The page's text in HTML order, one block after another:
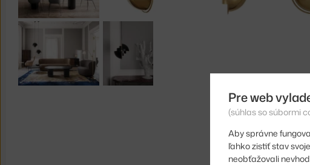
Pre web
(súhlas so súbormi
Aby správne
ľahko zistiť stav
neobťažovali